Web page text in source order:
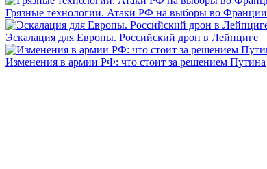
Грязные технологии. Атаки РФ на выборы во Франции
Эскалация для Европы. Российский дрон в Лейпциге
Изменения в армии РФ: что стоит за решением Путина